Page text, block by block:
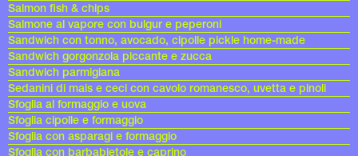
Salmon fish & chips
Salmone al vapore con bulgur e peperoni
Sandwich con tonno, avocado, cipolle pickle home-made
Sandwich gorgonzola piccante e zucca
Sandwich parmigiana
Sedanini di mais e ceci con cavolo romanesco, uvetta e pinoli
Sfoglia al formaggio e uova
Sfoglia cipolle e formaggio
Sfoglia con asparagi e formaggio
Sfoglia con barbabietole e caprino